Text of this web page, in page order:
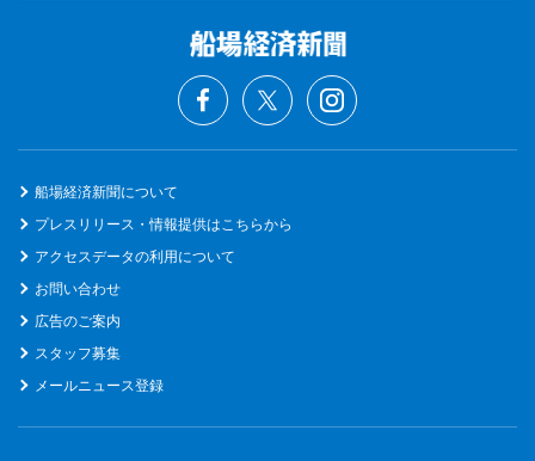
船場経済新聞について
プレスリリース・情報提供はこちらから
アクセスデータの利用について
お問い合わせ
広告のご案内
スタッフ募集
メールニュース登録